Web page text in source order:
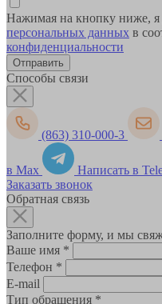
Нажимая на кнопку ниже,
персональных данных в
конфиденциальности
Способы связи
(863) 310-000-3
в Max
Написать в
Заказать звонок
Обратная связь
Заполните форму, и мы
Ваше имя *
Телефон *
E-mail
Тип обращения *